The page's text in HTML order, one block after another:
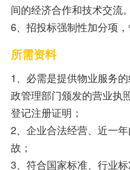
间的经济合作和技术交流。
6、招投标强制性加分项，
所需资料
1、必需是提供物业服务
政管理部门颁发的营业执
登记注册证明；
2、企业合法经营、近一
故；
3、符合国家标准、行业